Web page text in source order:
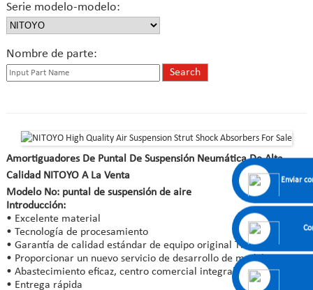
Serie modelo-modelo:
Nombre de parte:
Amortiguadores De Puntal De Suspensión Neumática De Alta
Calidad NITOYO A La Venta
Modelo No: puntal de suspensión de aire
Introducción:
• Excelente material
• Tecnología de procesamiento
• Garantía de calidad estándar de equipo original The Work-life
• Proporcionar un nuevo servicio de desarrollo de modelos
• Abastecimiento eficaz, centro comercial integral de autopartes
• Entrega rápida
Enviar